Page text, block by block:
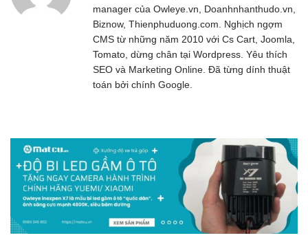
manager của Owleye.vn, Doanhnhanthudo.vn,
Biznow, Thienphuduong.com. Nghịch ngợm
CMS từ những năm 2010 với Cs Cart, Joomla,
Tomato, dừng chân tại Wordpress. Yêu thích
SEO và Marketing Online. Đã từng dính thuật
toán bởi chính Google.